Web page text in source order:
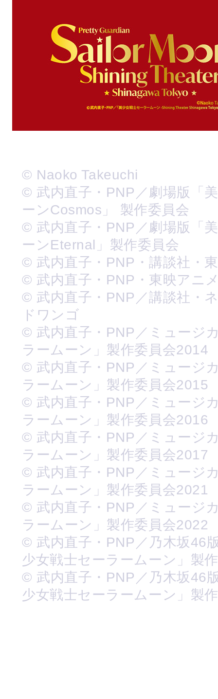
© Naoko Takeuchi
© 武内直子・PNP／劇場版「
ーンCosmos」 製作委員会
© 武内直子・PNP／劇場版「
ーンEternal」製作委員会
© 武内直子・PNP・講談社・
© 武内直子・PNP・東映アニ
© 武内直子・PNP／講談社・
ドワンゴ
© 武内直子・PNP／ミュージ
ラームーン」製作委員会2014
© 武内直子・PNP／ミュージ
ラームーン」製作委員会2015
© 武内直子・PNP／ミュージ
ラームーン」製作委員会2016
© 武内直子・PNP／ミュージ
ラームーン」製作委員会2017
© 武内直子・PNP／ミュージ
ラームーン」製作委員会2021
© 武内直子・PNP／ミュージ
ラームーン」製作委員会2022
© 武内直子・PNP／乃木坂46
少女戦士セーラームーン」製
© 武内直子・PNP／乃木坂46
少女戦士セーラームーン」製